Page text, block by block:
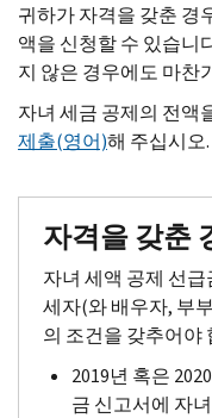
세금 기록을 위해, 서신
귀하가 자격을 갖춘 경
액을 신청할 수 있습니
지 않은 경우에도 마찬
자녀 세금 공제의 전액
제출(영어)해 주십시오.
자격을 갖춘
자녀 세액 공제 선
세자(와 배우자, 부
의 조건을 갖추어야
2019년 혹은
금 신고서에 자